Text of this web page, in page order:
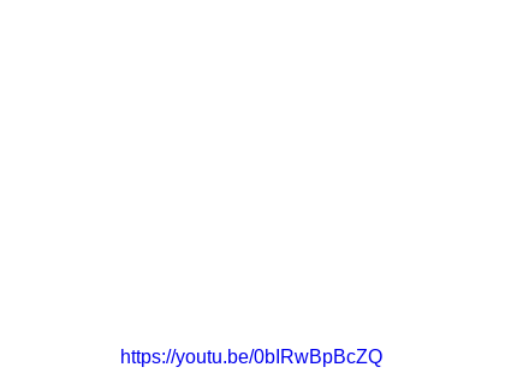
https://youtu.be/0bIRwBpBcZQ